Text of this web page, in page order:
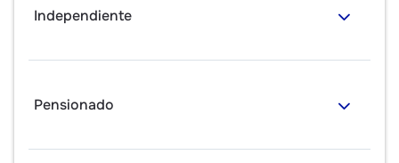
Independiente
Pensionado